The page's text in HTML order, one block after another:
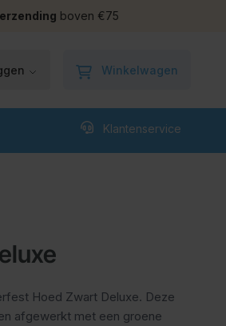
boven €75
Winkelwagen
Klantenservice
Hoed Zwart Deluxe. Deze
afgewerkt met een groene